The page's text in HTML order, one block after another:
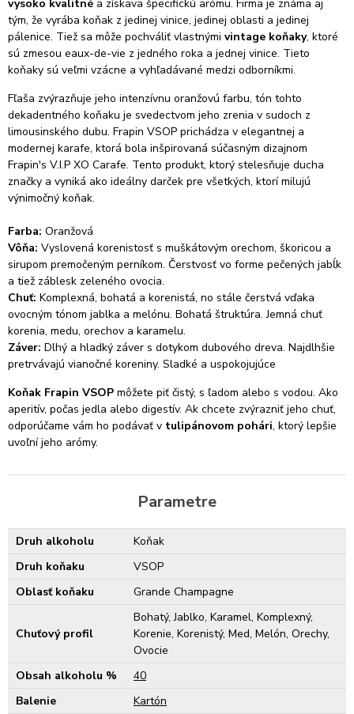
vysoko kvalitné a získava špecifickú arómu. Firma je známa aj
tým, že vyrába koňak z jedinej vinice, jedinej oblasti a jedinej
pálenice. Tiež sa môže pochváliť vlastnými vintage koňaky, ktoré
sú zmesou eaux-de-vie z jedného roka a jednej vinice. Tieto
koňaky sú veľmi vzácne a vyhľadávané medzi odborníkmi.
Fľaša zvýrazňuje jeho intenzívnu oranžovú farbu, tón tohto
dekadentného koňaku je svedectvom jeho zrenia v sudoch z
limousinského dubu. Frapin VSOP prichádza v elegantnej a
modernej karafe, ktorá bola inšpirovaná súčasným dizajnom
Frapin's V.I.P XO Carafe. Tento produkt, ktorý stelesňuje ducha
značky a vyniká ako ideálny darček pre všetkých, ktorí milujú
výnimočný koňak.
Farba: Oranžová
Vôňa: Vyslovená korenistosť s muškátovým orechom, škoricou a
sirupom premočeným perníkom. Čerstvosť vo forme pečených jabĺk
a tiež záblesk zeleného ovocia.
Chuť: Komplexná, bohatá a korenistá, no stále čerstvá vďaka
ovocným tónom jablka a melónu. Bohatá štruktúra.Jemná chuť
korenia, medu, orechov a karamelu.
Záver: Dlhý a hladký záver s dotykom dubového dreva. Najdlhšie
pretrvávajú vianočné koreniny. Sladké a uspokojujúce
Koňak Frapin VSOP môžete piť čistý, s ľadom alebo s vodou. Ako
aperitív, počas jedla alebo digestív. Ak chcete zvýrazniť jeho chuť,
odporúčame vám ho podávať v tulipánovom pohári, ktorý lepšie
uvoľní jeho arómy.
Parametre
Druh alkoholu
Koňak
Druh koňaku
VSOP
Oblasť koňaku
Grande Champagne
Chuťový profil
Bohatý, Jablko, Karamel, Komplexný,
Korenie, Korenistý, Med, Melón, Orechy,
Ovocie
Obsah alkoholu %
40
Balenie
Kartón